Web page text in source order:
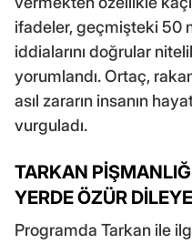
ifadeler, geçmişteki 50
iddialarını doğrular
yorumlandı. Ortaç,
asıl zararın insanın
vurguladı.
TARKAN
YERDE ÖZÜR
Programda Tarkan ile